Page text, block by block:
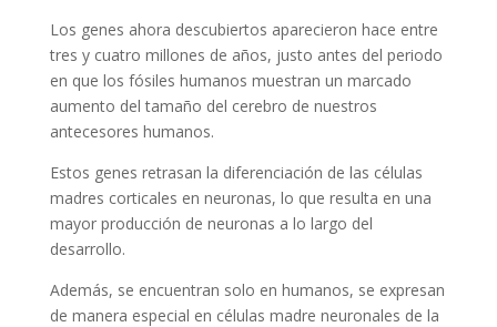
Los genes ahora descubiertos aparecieron hace entre
tres y cuatro millones de años, justo antes del periodo
en que los fósiles humanos muestran un marcado
aumento del tamaño del cerebro de nuestros
antecesores humanos.
Estos genes retrasan la diferenciación de las células
madres corticales en neuronas, lo que resulta en una
mayor producción de neuronas a lo largo del
desarrollo.
Además, se encuentran solo en humanos, se expresan
de manera especial en células madre neuronales de la